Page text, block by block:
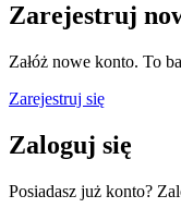
Zarejestruj
Załóż nowe konto. To
Zarejestruj się
Zaloguj się
Posiadasz już konto?